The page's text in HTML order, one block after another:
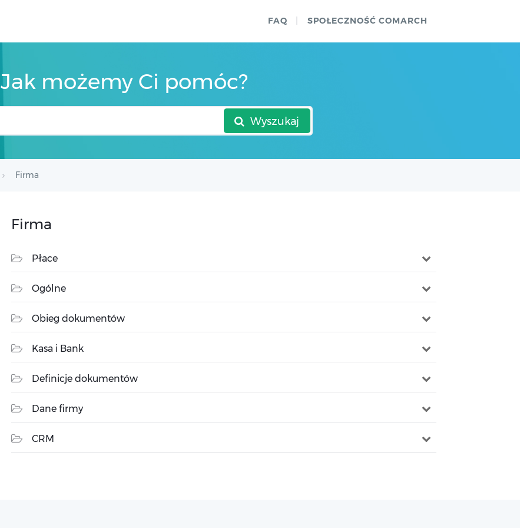
FAQ SPOŁECZNOŚĆ COMARCH
Jak możemy Ci pomóc?
Wyszukaj
Firma
Firma
Płace
Ogólne
Obieg dokumentów
Kasa i Bank
Definicje dokumentów
Dane firmy
CRM